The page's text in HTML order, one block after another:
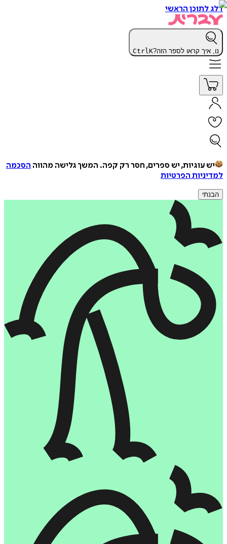
דלג לתוכן הראשי
נו, איך קראו לספר הזה? CtrlK
יש עוגיות, יש ספרים, חסר רק קפה. המשך גלישה מהווה הסכמה
למדיניות הפרטיות
הבנתי